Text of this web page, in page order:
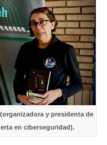
y presidenta de
en ciberseguridad).